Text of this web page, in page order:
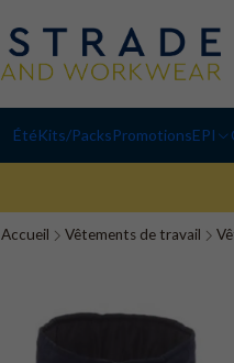
ÉtéKits/PacksPromotionsEPI
Accueil Vêtements de travail